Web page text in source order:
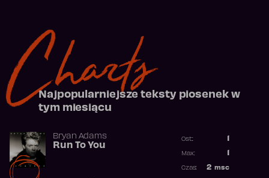
Charts
Najpopularniejsze teksty piosenek w
tym miesiącu
Bryan Adams
Run To You
Ost.:
Max:
2 msc
Czas: